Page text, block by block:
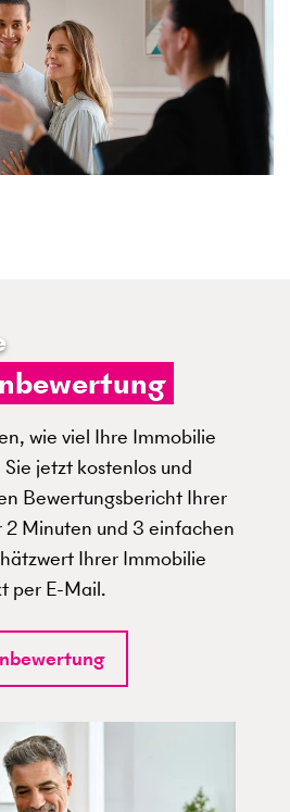
wie viel Ihre Immobilie
jetzt kostenlos und
Bewertungsbericht Ihrer
2 Minuten und 3 einfachen
Ihrer Immobilie
per E-Mail.